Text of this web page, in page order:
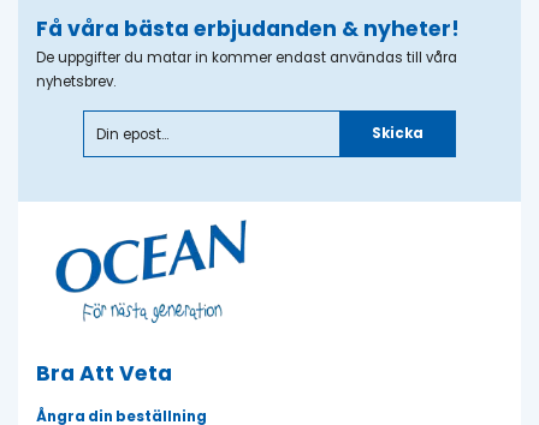
Få våra bästa erbjudanden & nyheter!
De uppgifter du matar in kommer endast användas till våra
nyhetsbrev.
Skicka
Bra Att Veta
Ångra din beställning